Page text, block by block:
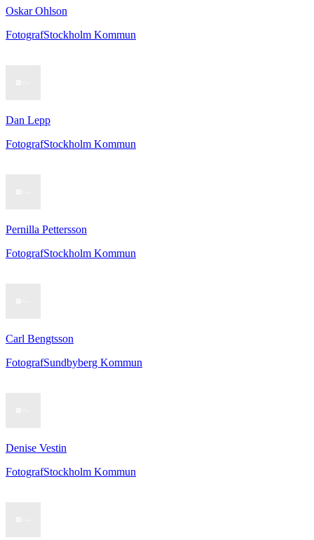
Oskar Ohlson
FotografStockholm Kommun
Dan Lepp
FotografStockholm Kommun
Pernilla Pettersson
FotografStockholm Kommun
Carl Bengtsson
FotografSundbyberg Kommun
Denise Vestin
FotografStockholm Kommun